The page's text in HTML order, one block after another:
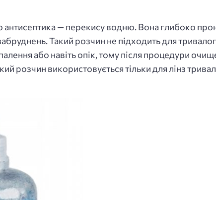
антисептика — перекису водню. Вона глибоко
Такий розчин не підходить для
або навіть опік, тому після процедури
розчин використовується тільки для лінз